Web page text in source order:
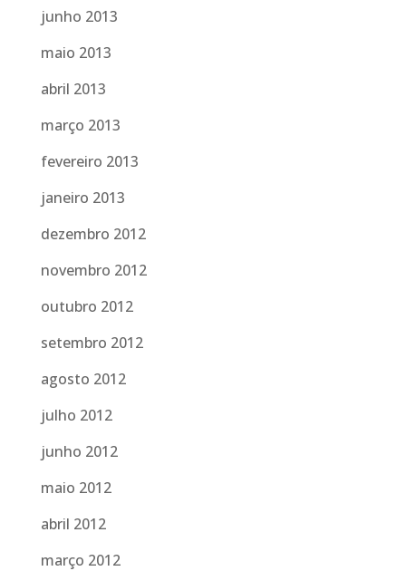
junho 2013
maio 2013
abril 2013
março 2013
fevereiro 2013
janeiro 2013
dezembro 2012
novembro 2012
outubro 2012
setembro 2012
agosto 2012
julho 2012
junho 2012
maio 2012
abril 2012
março 2012